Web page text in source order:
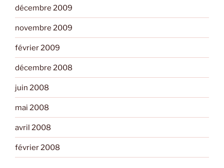
décembre 2009
novembre 2009
février 2009
décembre 2008
juin 2008
mai 2008
avril 2008
février 2008